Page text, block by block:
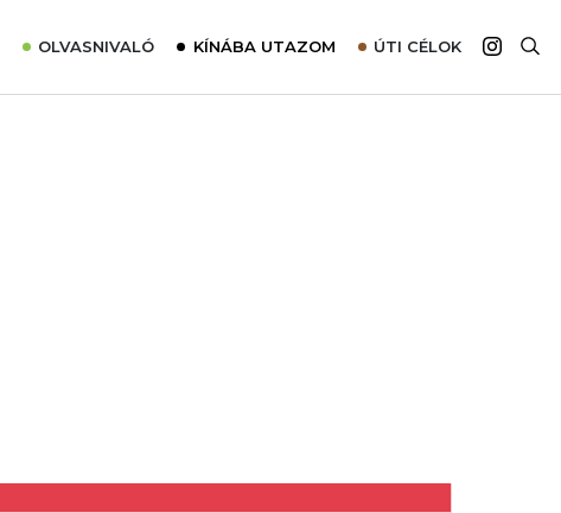
OLVASNIVALÓ KÍNÁBA UTAZOM ÚTI CÉLOK